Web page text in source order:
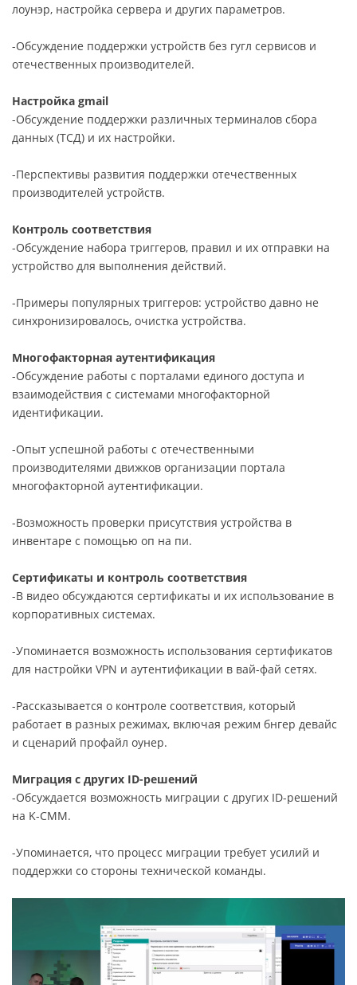
лоунэр, настройка сервера и других параметров.
-Обсуждение поддержки устройств без гугл сервисов и
отечественных производителей.
Настройка gmail
-Обсуждение поддержки различных терминалов сбора
данных (ТСД) и их настройки.
-Перспективы развития поддержки отечественных
производителей устройств.
Контроль соответствия
-Обсуждение набора триггеров, правил и их отправки на
устройство для выполнения действий.
-Примеры популярных триггеров: устройство давно не
синхронизировалось, очистка устройства.
Многофакторная аутентификация
-Обсуждение работы с порталами единого доступа и
взаимодействия с системами многофакторной
идентификации.
-Опыт успешной работы с отечественными
производителями движков организации портала
многофакторной аутентификации.
-Возможность проверки присутствия устройства в
инвентаре с помощью оп на пи.
Сертификаты и контроль соответствия
-В видео обсуждаются сертификаты и их использование в
корпоративных системах.
-Упоминается возможность использования сертификатов
для настройки VPN и аутентификации в вай-фай сетях.
-Рассказывается о контроле соответствия, который
работает в разных режимах, включая режим бнгер девайс
и сценарий профайл оунер.
Миграция с других ID-решений
-Обсуждается возможность миграции с других ID-решений
на K-CMM.
-Упоминается, что процесс миграции требует усилий и
поддержки со стороны технической команды.